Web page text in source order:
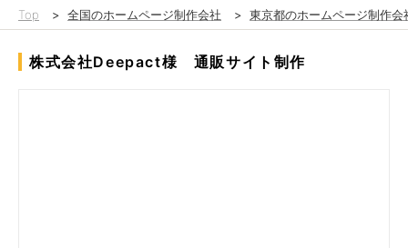
Top > 全国のホームページ制作会社 > 東京都のホームページ制作会
株式会社Deepact様 通販サイト制作